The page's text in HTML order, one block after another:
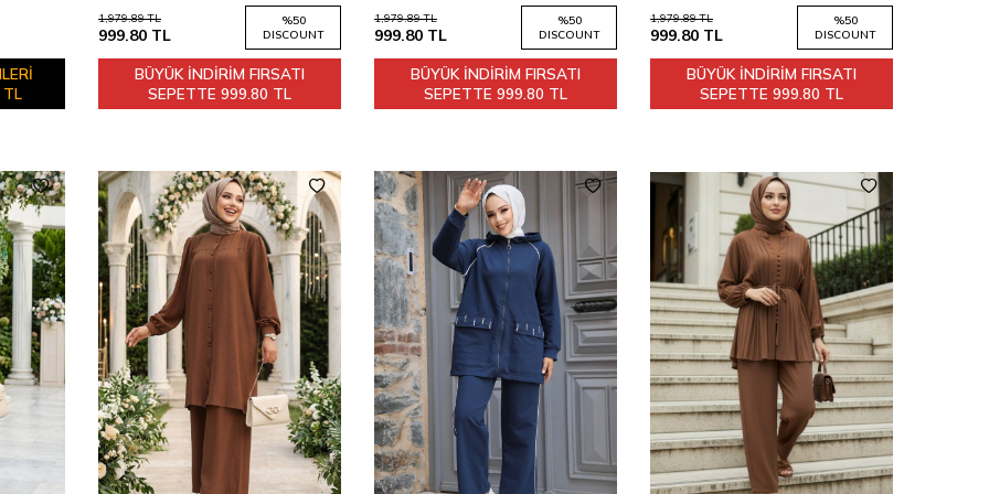
TL
1,979.89TL
999.80 TL
%50
DISCOUNT
BÜYÜK İNDİRİM FIRSATI
SEPETTE 999.80 TL
1,979.89TL
999.80 TL
%50
DISCOUNT
BÜYÜK İNDİRİM FIRSATI
SEPETTE 999.80 TL
1,979.89TL
999.80 TL
%50
DISCOUNT
BÜYÜK İNDİRİM FIRSATI
SEPETTE 999.80 TL